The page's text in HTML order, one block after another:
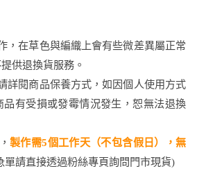
，在草色與編織上會有些微差異屬正常
供退換貨服務。
詳閱商品保養方式，如因個人使用方式
有受損或發霉情況發生，恕無法退換
製作需5個工作天（不包含假日），無
單請直接透過粉絲專頁詢問門市現貨)